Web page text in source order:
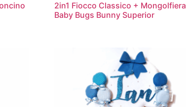
2in1 Fiocco Classico + Mongolfiera
Baby Bugs Bunny Superior